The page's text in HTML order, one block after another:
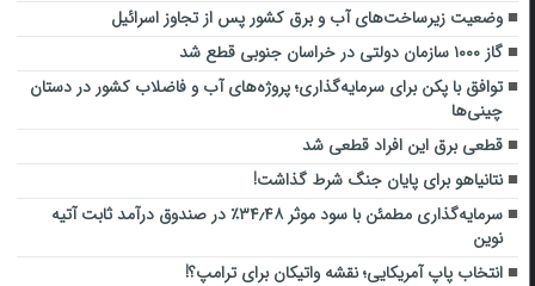
وضعیت زیرساخت‌های آب و برق کشور پس از تجاوز اسرائیل
گاز ۱۰۰۰ سازمان دولتی در خراسان جنوبی قطع شد
توافق با پکن برای سرمایه‌گذاری؛ پروژه‌های آب و فاضلاب کشور در دستان
چینی‌ها
قطعی برق این افراد قطعی شد
نتانیاهو برای پایان جنگ شرط گذاشت!
سرمایه‌گذاری مطمئن با سود موثر ۳۴٫۴۸٪ در صندوق درآمد ثابت آتیه
نوین
انتخاب پاپ آمریکایی؛ نقشه واتیکان برای ترامپ؟!